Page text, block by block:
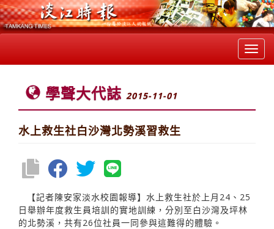
學聲大代誌 2015-11-01
水上救生社白沙灣北勢溪習救生
【記者陳安家淡水校園報導】水上救生社於上月24、25
日舉辦年度救生員培訓的實地訓練，分別至白沙灣及坪林
的北勢溪，共有26位社員一同參與這難得的體驗。